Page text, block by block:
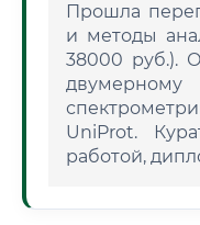
Прошла
и методы
38000 руб.).
двумерному
UniProt.
работой,